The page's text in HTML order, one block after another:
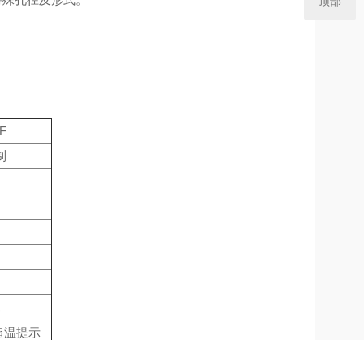
温提示